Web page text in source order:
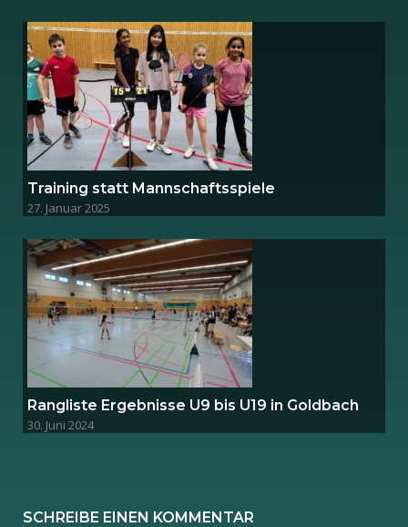
Training statt Mannschaftsspiele
27. Januar 2025
Rangliste Ergebnisse U9 bis U19 in Goldbach
30. Juni 2024
SCHREIBE EINEN KOMMENTAR